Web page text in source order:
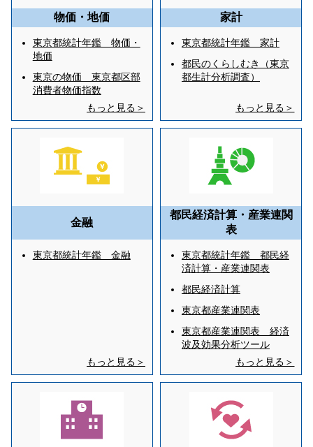
物価・地価
東京都統計年鑑 物価・
地価
東京の物価 東京都区部
消費者物価指数
もっと見る＞
家計
東京都統計年鑑 家計
都民のくらしむき（東京
都生計分析調査）
もっと見る＞
金融
東京都統計年鑑 金融
もっと見る＞
都民経済計算・産業連関
表
東京都統計年鑑 都民経
済計算・産業連関表
都民経済計算
東京都産業連関表
東京都産業連関表 経済
波及効果分析ツール
もっと見る＞